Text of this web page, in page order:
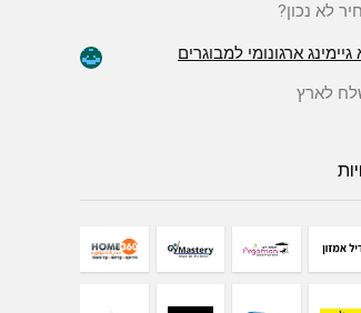
לא נכון?
גיימינג ארגונומי למבוגרים
לארץ